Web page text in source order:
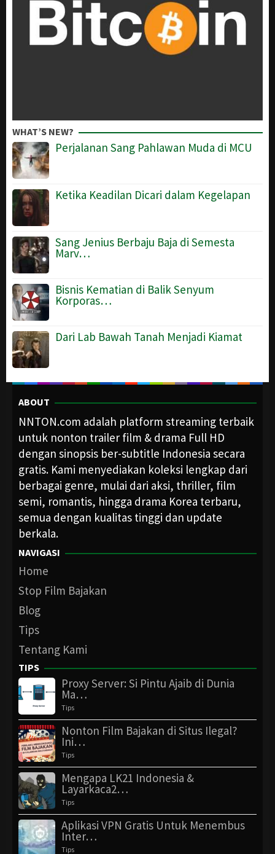
WHAT’S NEW?
Perjalanan Sang Pahlawan Muda di MCU
Ketika Keadilan Dicari dalam Kegelapan
Sang Jenius Berbaju Baja di Semesta
Marv…
Bisnis Kematian di Balik Senyum
Korporas…
Dari Lab Bawah Tanah Menjadi Kiamat
ABOUT
NNTON.com adalah platform streaming terbaik
untuk nonton trailer film & drama Full HD
dengan sinopsis ber-subtitle Indonesia secara
gratis. Kami menyediakan koleksi lengkap dari
berbagai genre, mulai dari aksi, thriller, film
semi, romantis, hingga drama Korea terbaru,
semua dengan kualitas tinggi dan update
berkala.
NAVIGASI
Home
Stop Film Bajakan
Blog
Tips
Tentang Kami
TIPS
Proxy Server: Si Pintu Ajaib di Dunia
Ma…
Tips
Nonton Film Bajakan di Situs Ilegal?
Ini…
Tips
Mengapa LK21 Indonesia &
Layarkaca2…
Tips
Aplikasi VPN Gratis Untuk Menembus
Inter…
Tips